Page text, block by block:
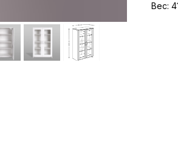
Вес: